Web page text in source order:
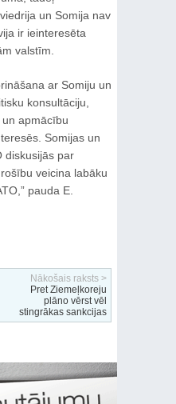
un Somija nav
ir ieinteresēta
valstīm.
ar Somiju un
konsultāciju,
apmācību
Somijas un
diskusijās par
veicina labāku
pauda E.
Nākošais raksts >
Pret Ziemeļkoreju
plāno vērst vēl
stingrākas sankcijas